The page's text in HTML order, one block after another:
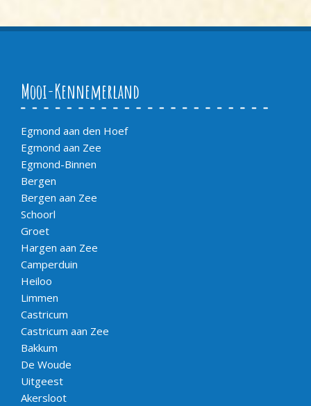
Mooi-Kennemerland
Egmond aan den Hoef
Egmond aan Zee
Egmond-Binnen
Bergen
Bergen aan Zee
Schoorl
Groet
Hargen aan Zee
Camperduin
Heiloo
Limmen
Castricum
Castricum aan Zee
Bakkum
De Woude
Uitgeest
Akersloot